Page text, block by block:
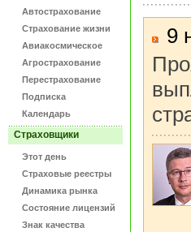
Автострахование
Страхование жизни
Авиакосмическое
Агрострахование
Перестрахование
Подписка
Календарь
Страховщики
Этот день
Страховые реестры
Динамика рынка
Состояние лицензий
Знак качества
9